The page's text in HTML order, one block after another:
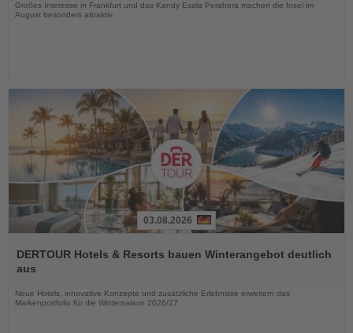
Großes Interesse in Frankfurt und das Kandy Esala Perahera machen die Insel im
August besonders attraktiv
Sie
die
03.08.2026
DERTOUR Hotels & Resorts bauen Winterangebot deutlich
aus
Neue Hotels, innovative Konzepte und zusätzliche Erlebnisse erweitern das
Markenportfolio für die Wintersaison 2026/27